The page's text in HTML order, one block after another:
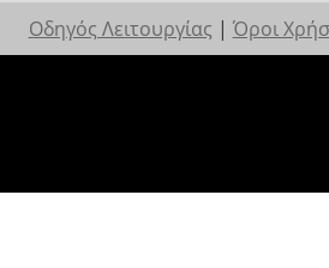
Οδηγός Λειτουργίας | Όροι